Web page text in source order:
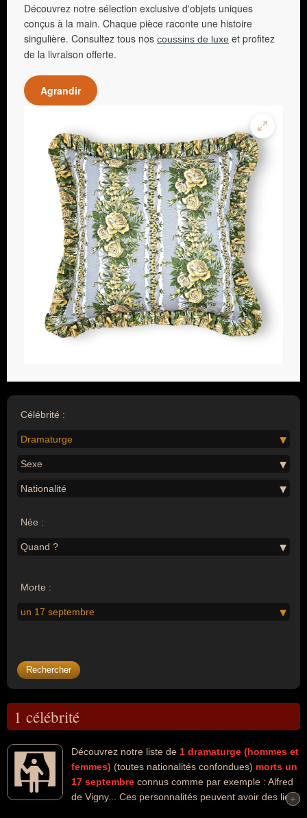
Découvrez notre sélection exclusive d'objets uniques
conçus à la main. Chaque pièce raconte une histoire
singulière. Consultez tous nos coussins de luxe et profitez
de la livraison offerte.
Agrandir
Célébrité :
Dramaturge
Sexe
Nationalité
Née :
Quand ?
Morte :
un 17 septembre
1 célébrité
Découvrez notre liste de 1 dramaturge (hommes et
femmes) (toutes nationalités confondues) morts un
17 septembre connus comme par exemple : Alfred
de Vigny... Ces personnalités peuvent avoir des liens
+
+